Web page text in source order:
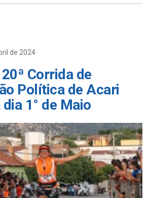
de 2024
Corrida de
Política de Acari
1° de Maio